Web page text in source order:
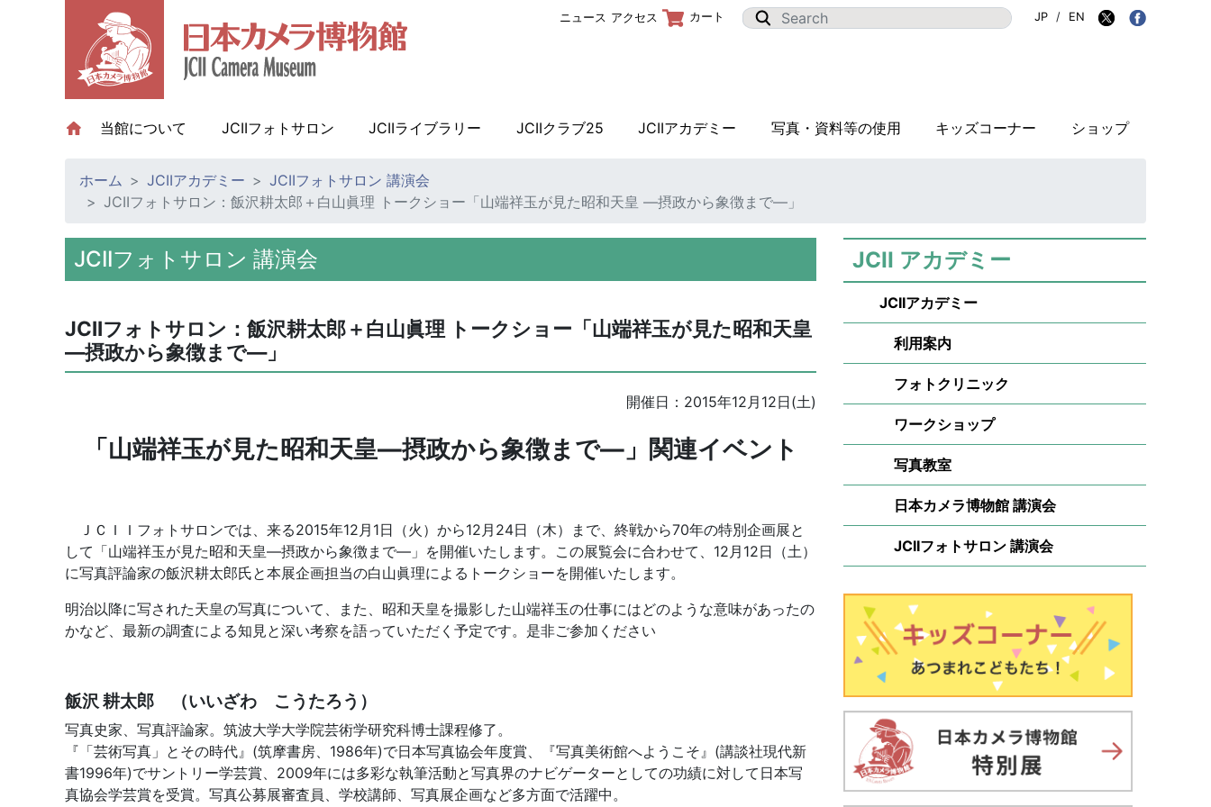
当館について (current)JCIIフォトサロン JCIIライブラリー JCIIクラブ25 JCIIアカデミー 写真・資料等の使用 キッズコーナー ショップ
ニュース アクセス カート JP / EN
ホーム JCIIアカデミー
JCIIフォトサロン 講演会
JCIIフォトサロン：飯沢耕太郎＋白山眞理 トークショー「山端祥玉が見た昭和天皇 ―摂政から象徴まで―」
JCIIフォトサロン 講演会
JCIIフォトサロン：飯沢耕太郎＋白山眞理 トークショー「山端祥玉が見た昭和天皇
―摂政から象徴まで―」
開催日： 2015年12月12日(土)
「山端祥玉が見た昭和天皇―摂政から象徴まで―」関連イベント
ＪＣＩＩフォトサロンでは、来る2015年12月1日（火）から12月24日（木）まで、終戦から70年の特別企画展と
して「山端祥玉が見た昭和天皇―摂政から象徴まで―」を開催いたします。この展覧会に合わせて、12月12日（土）
に写真評論家の飯沢耕太郎氏と本展企画担当の白山眞理によるトークショーを開催いたします。
明治以降に写された天皇の写真について、また、昭和天皇を撮影した山端祥玉の仕事にはどのような意味があったの
かなど、最新の調査による知見と深い考察を語っていただく予定です。是非ご参加ください
飯沢 耕太郎 （いいざわ こうたろう）
写真史家、写真評論家。筑波大学大学院芸術学研究科博士課程修了。
『「芸術写真」とその時代』(筑摩書房、1986年)で日本写真協会年度賞、『写真美術館へようこそ』(講談社現代新
書1996年)でサントリー学芸賞、2009年には多彩な執筆活動と写真界のナビゲーターとしての功績に対して日本写
真協会学芸賞を受賞。写真公募展審査員、学校講師、写真展企画など多方面で活躍中。
JCII アカデミー
JCIIアカデミー
利用案内
フォトクリニック
ワークショップ
写真教室
日本カメラ博物館 講演会
JCIIフォトサロン 講演会